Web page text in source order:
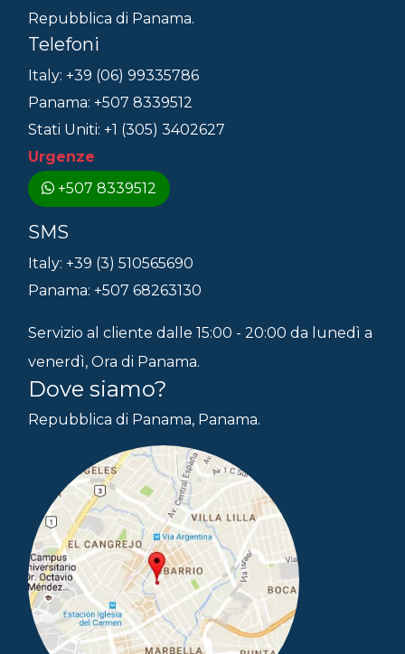
Repubblica di Panama.
Telefoni
Italy: +39 (06) 99335786
Panama: +507 8339512
Stati Uniti: +1 (305) 3402627
Urgenze
+507 8339512
SMS
Italy: +39 (3) 510565690
Panama: +507 68263130
Servizio al cliente dalle 15:00 - 20:00 da lunedì a
venerdì, Ora di Panama.
Dove siamo?
Repubblica di Panama, Panama.